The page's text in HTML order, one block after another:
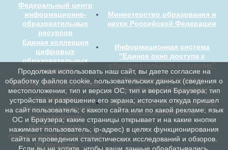
Федеральный центр
информационно-
образовательных
ресурсов
Министерство образования и
науки Российской Федерации
Единая коллекция
цифровых
образовательных
ресурсов
Информационная система
"Единое окно доступа к
образовательным ресурсам"
МинОбр Пермского края
Федеральный портал
"Российское образование"
Управление
образовательными
учреждениями
"Новости России" на портале:
http://kremlinrus.ru
Министерство
просвещения Российской
Федерации
Продолжая использовать наш сайт, вы даете согласие на
обработку файлов cookie, пользовательских данных (сведения о
местоположении; тип и версия ОС; тип и версия Браузера; тип
устройства и разрешение его экрана; источник откуда пришел
на сайт пользователь; с какого сайта или по какой рекламе; язык
ОС и Браузера; какие страницы открывает и на какие кнопки
нажимает пользователь; ip-адрес) в целях функционирования
сайта и проведения статистических исследований и обзоров.